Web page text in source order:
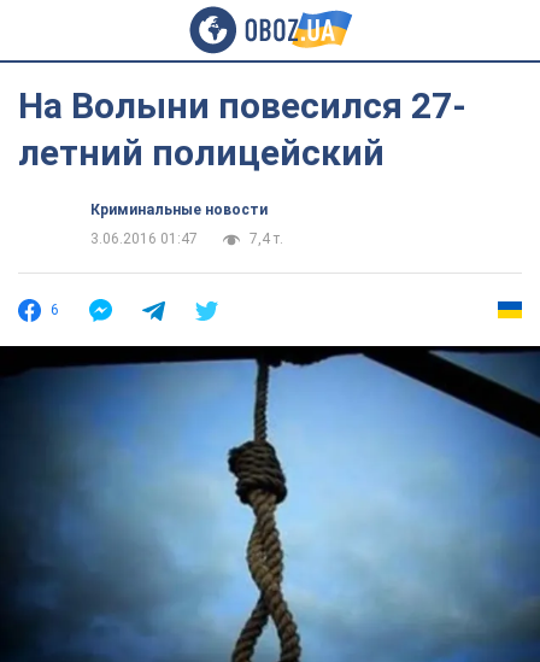
На Волыни повесился 27-
летний полицейский
Криминальные новости
3.06.2016 01:47
7,4 т.
6